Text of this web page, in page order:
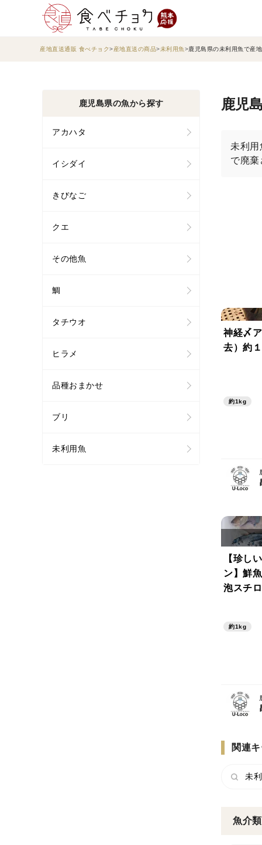
産地直送通販 食べチョク 産地直送の商品 未利用魚 鹿児島県の未利用魚で産
鹿児
未利
で廃
神経〆
去）約
約1kg
【珍し
ン】鮮
泡スチ
約1kg
関連
未
魚介
鹿児島県の魚から探す
アカハタ
イシダイ
きびなご
クエ
その他魚
鯛
タチウオ
ヒラメ
品種おまかせ
ブリ
未利用魚